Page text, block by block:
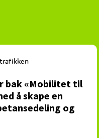
bak «Mobilitet til
å skape en
og